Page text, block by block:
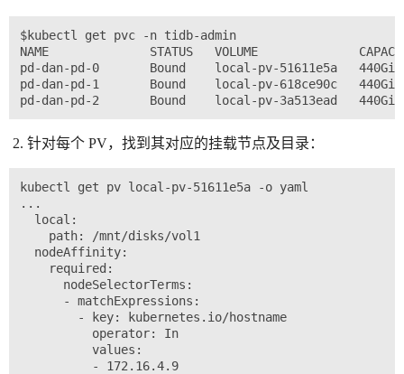
$kubectl get pvc -n tidb-admin
NAME              STATUS   VOLUME              CAPACITY
pd-dan-pd-0       Bound    local-pv-51611e5a
pd-dan-pd-1       Bound    local-pv-618ce90c
针对每个 PV，找到其对应的挂载节点及目录：
kubectl get pv local-pv-51611e5a -o yaml
...
  local:
    path: /mnt/disks/vol1
  nodeAffinity:
    required:
      nodeSelectorTerms:
      - matchExpressions:
        - key: kubernetes.io/hostname
          operator: In
          values:
          - 172.16.4.9